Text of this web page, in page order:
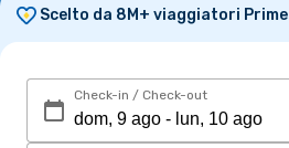
Scelto da 8M+ viaggiatori Prime
Check-in / Check-out